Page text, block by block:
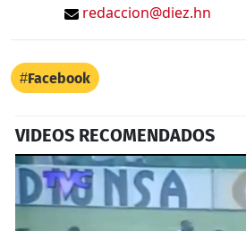
redaccion@diez.hn
Facebook
VIDEOS RECOMENDADOS